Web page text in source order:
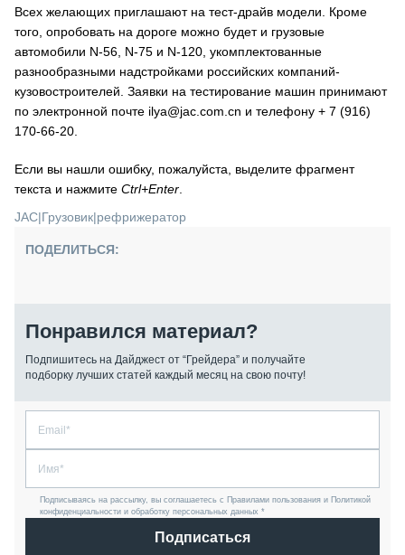
Всех желающих приглашают на тест-драйв модели. Кроме
того, опробовать на дороге можно будет и грузовые
автомобили N-56, N-75 и N-120, укомплектованные
разнообразными надстройками российских компаний-
кузовостроителей. Заявки на тестирование машин принимают
по электронной почте ilya@jac.com.cn и телефону + 7 (916)
170-66-20.
Если вы нашли ошибку, пожалуйста, выделите фрагмент
текста и нажмите Ctrl+Enter
JAC|Грузовик|рефрижератор
ПОДЕЛИТЬСЯ:
Понравился материал?
Подпишитесь на Дайджест от “Грейдера” и получайте
подборку лучших статей каждый месяц на свою почту!
Подписываясь на рассылку, вы соглашаетесь с Правилами пользования и Политикой
конфиденциальности и обработку персональных данных *
Подписаться